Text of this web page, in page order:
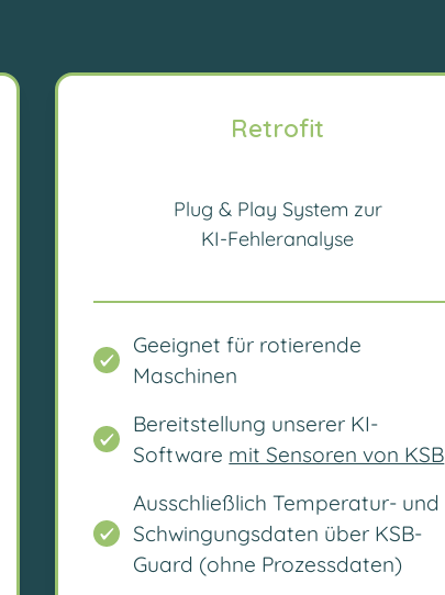
Retrofit
Plug & Play System zur
KI-Fehleranalyse
Geeignet für rotierende
Maschinen
Bereitstellung unserer KI-
Software mit Sensoren von KSB
Ausschließlich Temperatur- und
Schwingungsdaten über KSB-
Guard (ohne Prozessdaten)